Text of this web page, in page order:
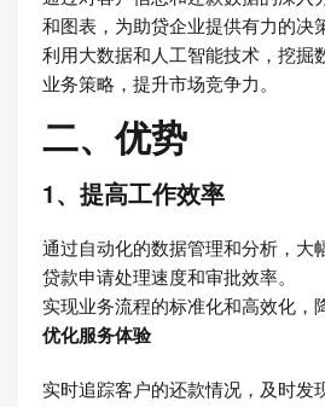
和图表，为助贷企业提供有力的决
利用大数据和人工智能技术，挖掘
业务策略，提升市场竞争力。
二、优势
1、提高工作效率
通过自动化的数据管理和分析，大
贷款申请处理速度和审批效率。
实现业务流程的标准化和高效化，
优化服务体验
实时追踪客户的还款情况，及时发